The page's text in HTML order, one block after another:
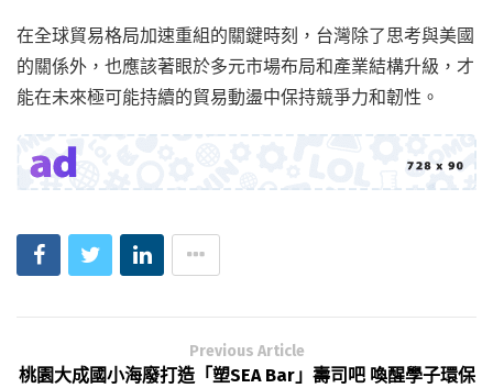
在全球貿易格局加速重組的關鍵時刻，台灣除了思考與美國
的關係外，也應該著眼於多元市場布局和產業結構升級，才
能在未來極可能持續的貿易動盪中保持競爭力和韌性。
Previous Article
桃園大成國小海廢打造「塑SEA Bar」壽司吧 喚醒學子環保